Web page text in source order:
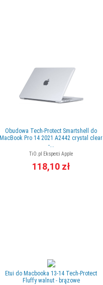
Obudowa Tech-Protect Smartshell do
MacBook Pro 14 2021 A2442 crystal clear
-...
TiO.pl Eksperci Apple
118,10 zł
Etui do Macbooka 13-14 Tech-Protect
Fluffy walnut - brązowe